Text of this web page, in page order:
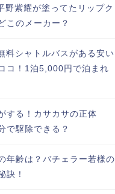
野紫耀が塗ってたリップク
このメーカー？
料シャトルバスがある安い
コ！1泊5,000円で泊まれ
する！カサカサの正体
で駆除できる？
年齢は？バチェラー若様の
訣！